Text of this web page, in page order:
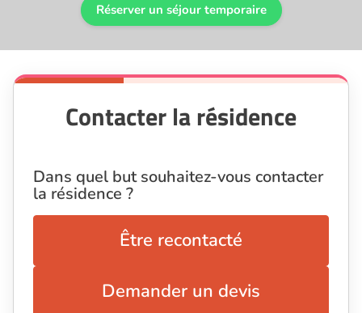
Réserver un séjour temporaire
Contacter la résidence
Dans quel but souhaitez-vous contacter
la résidence ?
Être recontacté
Demander un devis